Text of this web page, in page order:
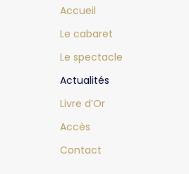
Accueil
Le cabaret
Le spectacle
Actualités
Livre d’Or
Accès
Contact